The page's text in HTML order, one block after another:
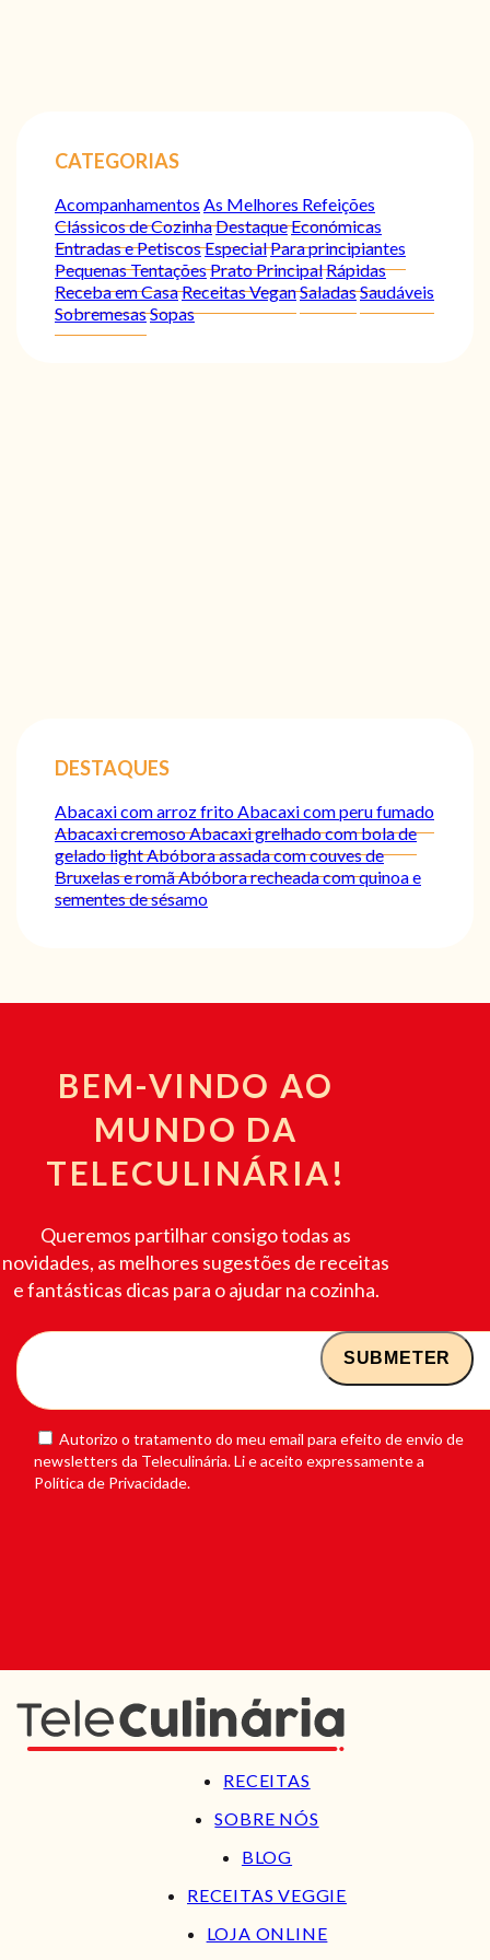
CATEGORIAS
Acompanhamentos As Melhores Refeições
Clássicos de CozinhaDestaqueEconómicas
Entradas e PetiscosEspecialPara principiantes
Pequenas TentaçõesPrato PrincipalRápidas
Receba em CasaReceitas VeganSaladasSaudáveis
SobremesasSopas
DESTAQUES
Abacaxi com arroz fritoAbacaxi com peru fumado
Abacaxi cremosoAbacaxi grelhado com bola de
gelado lightAbóbora assada com couves de
Bruxelas e romãAbóbora recheada com quinoa e
sementes de sésamo
BEM-VINDO AO
MUNDO DA
TELECULINÁRIA!
Queremos partilhar consigo todas as
novidades, as melhores sugestões de receitas
e fantásticas dicas para o ajudar na cozinha.
Autorizo o tratamento do meu email para efeito de envio de
newsletters da Teleculinária. Li e aceito expressamente a
Política de Privacidade.
RECEITAS
SOBRE NÓS
BLOG
RECEITAS VEGGIE
LOJA ONLINE